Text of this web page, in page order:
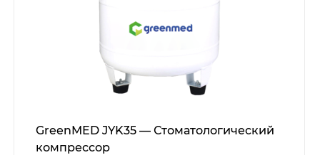
GreenMED JYK35 — Стоматологический
компрессор